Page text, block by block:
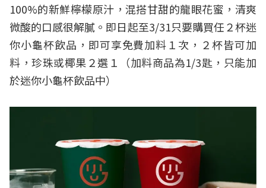
100%的新鮮檸檬原汁，混搭甘甜的龍眼花蜜，清爽
微酸的口感很解膩。即日起至3/31只要購買任２杯迷
你小龜杯飲品，即可享免費加料１次，２杯皆可加
料，珍珠或椰果２選１（加料商品為1/3匙，只能加
於迷你小龜杯飲品中）